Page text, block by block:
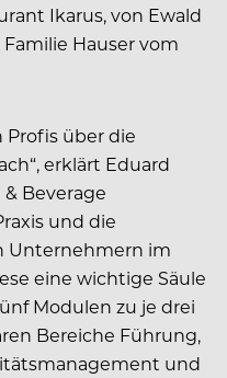
Ikarus, von Ewald
Hauser vom
Profis über die
erklärt Eduard
Beverage
und die
Unternehmern im
eine wichtige Säule
Modulen zu je drei
Bereiche Führung,
und